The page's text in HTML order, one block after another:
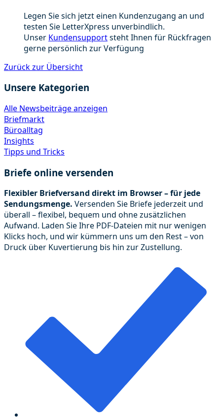
Legen Sie sich jetzt einen Kundenzugang an und
testen Sie LetterXpress unverbindlich.
Unser Kundensupportsteht Ihnen für Rückfragen
gerne persönlich zur Verfügung
Zurück zur Übersicht
Unsere Kategorien
Alle Newsbeiträge anzeigen
Briefmarkt
Büroalltag
Insights
Tipps und Tricks
Briefe online versenden
Flexibler Briefversand direkt im Browser – für jede
Sendungsmenge. Versenden Sie Briefe jederzeit und
überall – flexibel, bequem und ohne zusätzlichen
Aufwand. Laden Sie Ihre PDF-Dateien mit nur wenigen
Klicks hoch, und wir kümmern uns um den Rest – von
Druck über Kuvertierung bis hin zur Zustellung.